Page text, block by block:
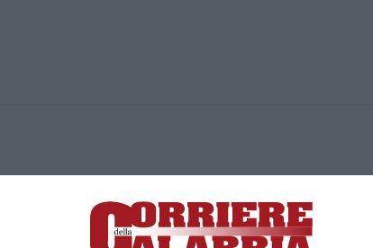
Lamezia Terme (CZ)
responsabile Paola Militano |Privacy